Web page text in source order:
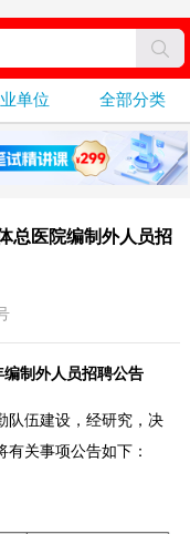
单位 全部分类
总医院编制外人员招
制外人员招聘公告
队伍建设，经研究，决
关事项公告如下：